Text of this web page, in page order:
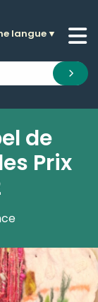
langue▼
de
Prix